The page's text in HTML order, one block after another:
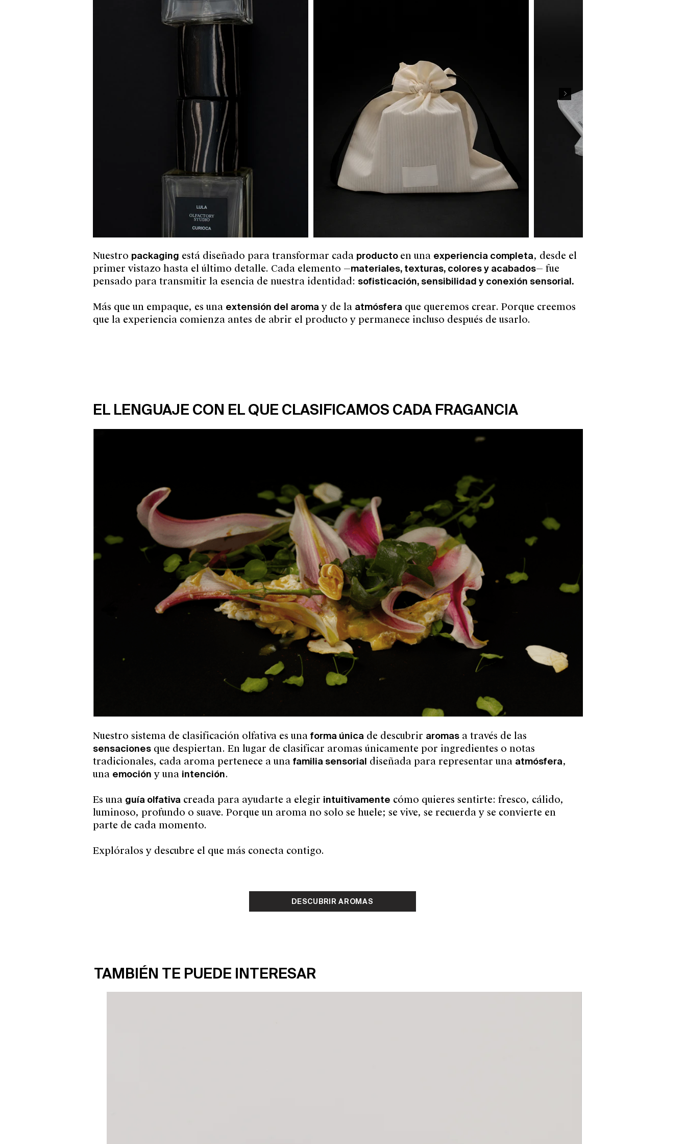
Nuestro packaging está diseñado para transformar cada producto en una experiencia completa, desde el
primer vistazo hasta el último detalle. Cada elemento —materiales, texturas, colores y acabados— fue
pensado para transmitir la esencia de nuestra identidad: sofisticación, sensibilidad y conexión sensorial.
Más que un empaque, es una extensión del aroma y de la atmósfera que queremos crear. Porque creemos
que la experiencia comienza antes de abrir el producto y permanece incluso después de usarlo.
EL LENGUAJE CON EL QUE CLASIFICAMOS CADA FRAGANCIA
Nuestro sistema de clasificación olfativa es una forma única de descubrir aromas a través de las
sensaciones que despiertan. En lugar de clasificar aromas únicamente por ingredientes o notas
tradicionales, cada aroma pertenece a una familia sensorial diseñada para representar una atmósfera,
una emoción y una intención.
Es una guía olfativa creada para ayudarte a elegir intuitivamente cómo quieres sentirte: fresco, cálido,
luminoso, profundo o suave. Porque un aroma no solo se huele; se vive, se recuerda y se convierte en
parte de cada momento.
Explóralos y descubre el que más conecta contigo.
DESCUBRIR AROMAS
TAMBIÉN TE PUEDE INTERESAR